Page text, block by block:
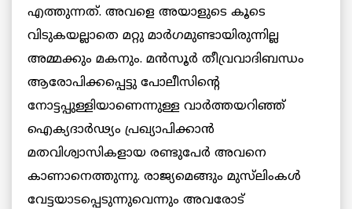
എത്തുന്നത്. അവളെ അയാളുടെ കൂടെ
വിടുകയല്ലാതെ മറ്റു മാർഗമുണ്ടായിരുന്നില്ല
അമ്മക്കും മകനും. മൻസൂർ തീവ്രവാദിബന്ധം
ആരോപിക്കപ്പെട്ടു പോലീസിന്റെ
നോട്ടപ്പുള്ളിയാണെന്നുള്ള വാർത്തയറിഞ്ഞ്
ഐക്യദാർഢ്യം പ്രഖ്യാപിക്കാൻ
മതവിശ്വാസികളായ രണ്ടുപേർ അവനെ
കാണാനെത്തുന്നു. രാജ്യമെങ്ങും മുസ്‌ലിംകൾ
വേട്ടയാടപ്പെടുന്നുവെന്നും അവരോട്